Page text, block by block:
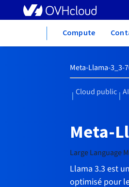
Compute
Meta-Llama-3_3-
| Cloud public |
Meta-
Large Language
Llama 3.3 est
optimisé pour